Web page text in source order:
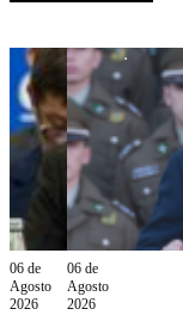
06 de
Agosto
2026
06 de
Agosto
2026